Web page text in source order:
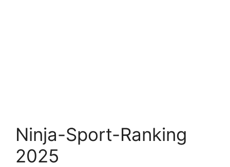
Ninja-Sport-Ranking
2025